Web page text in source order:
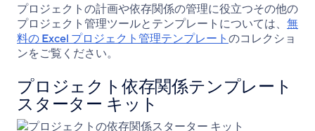
プロジェクトの計画や依存関係の管理に役立つその他の
プロジェクト管理ツールとテンプレートについては、 無
料の Excel プロジェクト管理テンプレートのコレクショ
ンをご覧ください。
プロジェクト依存関係テンプレート
スターター キット